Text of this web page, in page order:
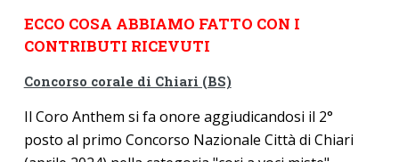
ECCO COSA ABBIAMO FATTO CON I
CONTRIBUTI RICEVUTI
Concorso corale di Chiari (BS)
Il Coro Anthem si fa onore aggiudicandosi il 2°
posto al primo Concorso Nazionale Città di Chiari